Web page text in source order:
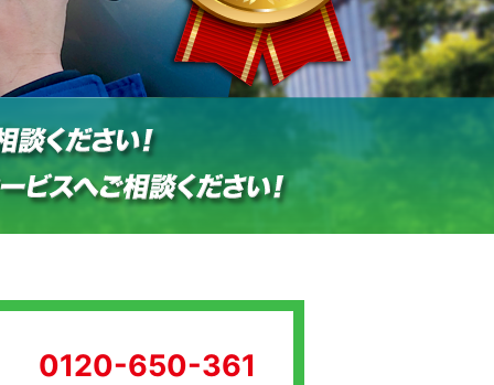
0120-650-361